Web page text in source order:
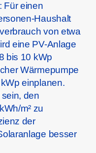
Für einen
Haushalt
von etwa
eine PV-Anlage
bis 10 kWp
Wärmepumpe
einplanen.
den
m² zu
der
besser